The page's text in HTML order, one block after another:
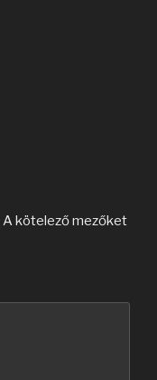
A kötelező mezőket